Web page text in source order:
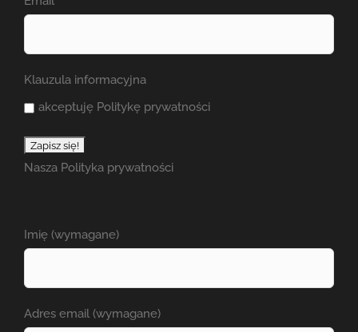
Klauzula informacyjna
akceptuję Politykę prywatności
Nasza Polityka prywatności
Imię (wymagane)
Adres email (wymagane)